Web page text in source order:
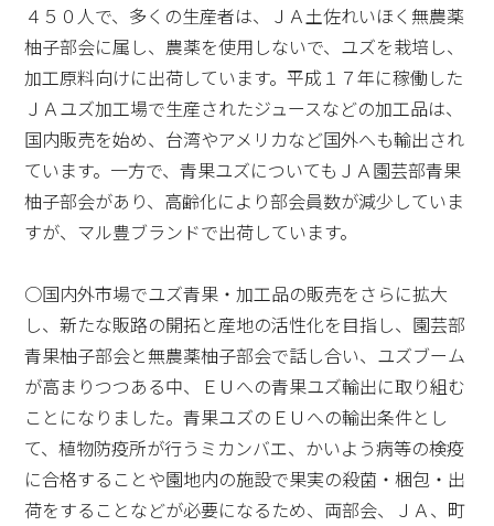
４５０人で、多くの生産者は、ＪＡ土佐れいほく無農薬
柚子部会に属し、農薬を使用しないで、ユズを栽培し、
加工原料向けに出荷しています。平成１７年に稼働した
ＪＡユズ加工場で生産されたジュースなどの加工品は、
国内販売を始め、台湾やアメリカなど国外へも輸出され
ています。一方で、青果ユズについてもＪＡ園芸部青果
柚子部会があり、高齢化により部会員数が減少していま
すが、マル豊ブランドで出荷しています。
○国内外市場でユズ青果・加工品の販売をさらに拡大
し、新たな販路の開拓と産地の活性化を目指し、園芸部
青果柚子部会と無農薬柚子部会で話し合い、ユズブーム
が高まりつつある中、ＥＵへの青果ユズ輸出に取り組む
ことになりました。青果ユズのＥＵへの輸出条件とし
て、植物防疫所が行うミカンバエ、かいよう病等の検疫
に合格することや園地内の施設で果実の殺菌・梱包・出
荷をすることなどが必要になるため、両部会、ＪＡ、町